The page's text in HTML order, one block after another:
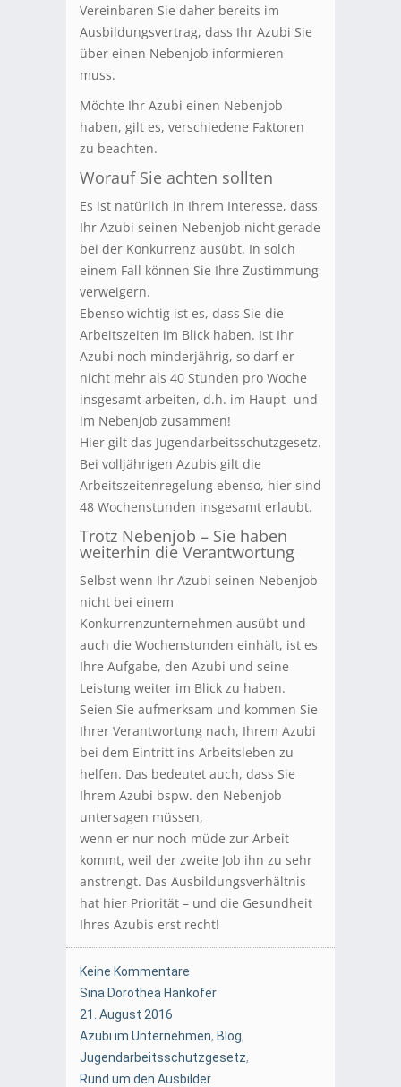
Vereinbaren Sie daher bereits im
Ausbildungsvertrag, dass Ihr Azubi Sie
über einen Nebenjob informieren
muss.
Möchte Ihr Azubi einen Nebenjob
haben, gilt es, verschiedene Faktoren
zu beachten.
Worauf Sie achten sollten
Es ist natürlich in Ihrem Interesse, dass
Ihr Azubi seinen Nebenjob nicht gerade
bei der Konkurrenz ausübt. In solch
einem Fall können Sie Ihre Zustimmung
verweigern.
Ebenso wichtig ist es, dass Sie die
Arbeitszeiten im Blick haben. Ist Ihr
Azubi noch minderjährig, so darf er
nicht mehr als 40 Stunden pro Woche
insgesamt arbeiten, d.h. im Haupt- und
im Nebenjob zusammen!
Hier gilt das Jugendarbeitsschutzgesetz.
Bei volljährigen Azubis gilt die
Arbeitszeitenregelung ebenso, hier sind
48 Wochenstunden insgesamt erlaubt.
Trotz Nebenjob – Sie haben
weiterhin die Verantwortung
Selbst wenn Ihr Azubi seinen Nebenjob
nicht bei einem
Konkurrenzunternehmen ausübt und
auch die Wochenstunden einhält, ist es
Ihre Aufgabe, den Azubi und seine
Leistung weiter im Blick zu haben.
Seien Sie aufmerksam und kommen Sie
Ihrer Verantwortung nach, Ihrem Azubi
bei dem Eintritt ins Arbeitsleben zu
helfen. Das bedeutet auch, dass Sie
Ihrem Azubi bspw. den Nebenjob
untersagen müssen,
wenn er nur noch müde zur Arbeit
kommt, weil der zweite Job ihn zu sehr
anstrengt. Das Ausbildungsverhältnis
hat hier Priorität – und die Gesundheit
Ihres Azubis erst recht!
Keine Kommentare
Sina Dorothea Hankofer
21. August 2016
Azubi im Unternehmen, Blog,
Jugendarbeitsschutzgesetz,
Rund um den Ausbilder